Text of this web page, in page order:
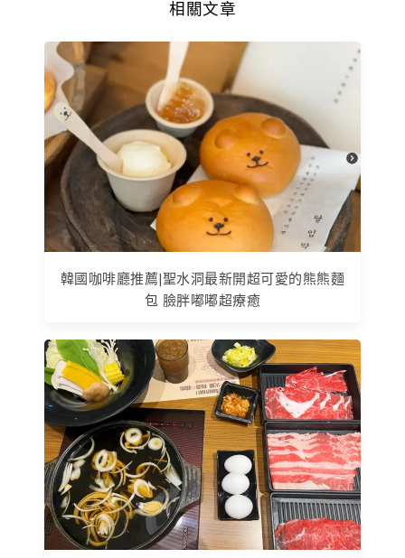
相關文章
韓國咖啡廳推薦|聖水洞最新開超可愛的熊熊麵
包 臉胖嘟嘟超療癒